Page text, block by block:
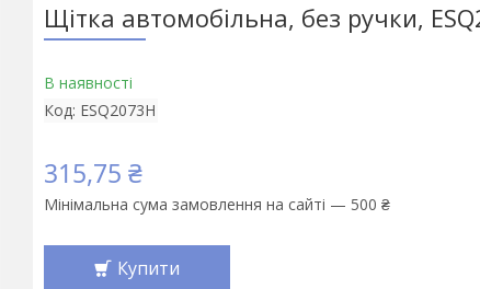
Щітка автомобільна, без ручки,
В наявності
Код: ESQ2073H
315,75 ₴
Мінімальна сума замовлення на сайті — 500 ₴
Купити